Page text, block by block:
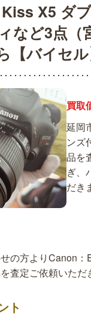
X5 ダ
など3点（
【バイセル
買取
延岡
ンズ
品を
ぎ、
だき
の方よりCanon
査定ご依頼いただ
ト